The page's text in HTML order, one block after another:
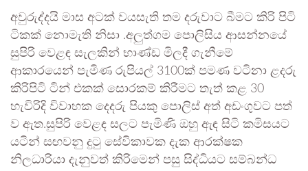
අවුරුද්දයි මාස අටක් වයසැති තම දරුවාට බීමට කිරි පිටි
ටිකක් නොමැති නිසා .අලුත්ගම පොලිසිය ආසන්නයේ
සුපිරි වෙළඳ සැලකින් භාණ්ඩ මිලදී ගැනීමේ
ආකාරයෙන් පැමිණ රුපියල් 3100ක් පමණ වටිනා ළදරු
කිරිපිටි ටින් එකක් සොරකම් කිරීමට තැත් කළ 30
හැවිරිදි විවාහක දෙදරු පියකු පොලිස් අත් අඩංගුවට පත්
ව ඇත.සුපිරි වෙළඳ සලට පැමිණි ඔහු ඇඳ සිටි කමිසයට
යටින් සඟවනු දුටු සේවිකාවක දැක ආරක්ෂක
නිලධාරියා දැනුවත් කිරිමෙන් පසු සිද්ධියට සම්බන්ධ